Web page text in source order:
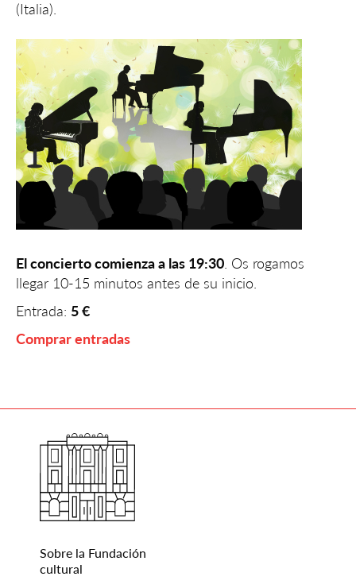
(Italia).
El concierto comienza a las 19:30 . Os rogamos
llegar 10-15 minutos antes de su inicio.
Entrada: 5 €
Comprar entradas
Sobre la Fundación
cultural